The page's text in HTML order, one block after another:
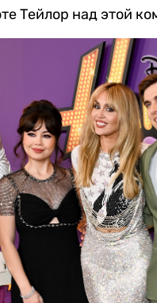
Тейлор над этой